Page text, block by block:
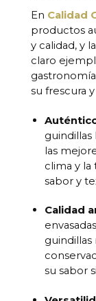
En Calidad
productos
y calidad, y
claro
su frescura
guindillas
las
clima y
sabor y
Calidad
guindillas
su sabor